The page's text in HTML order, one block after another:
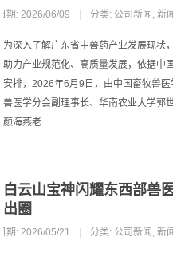
期: 2026/06/09 分类: 公司新闻 ,新
为深入了解广东省中兽药产业发展现状
助力产业规范化、高质量发展，依据中
安排，2026年6月9日，由中国畜牧兽
兽医学分会副理事长、华南农业大学郭
颜海燕老...
白云山宝神闪耀东西部兽
出圈
期: 2026/05/21 分类: 公司新闻 ,新